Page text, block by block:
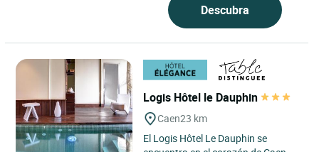
Descubra
Logis Hôtel le Dauphin
Caen23 km
El Logis Hôtel Le Dauphin se